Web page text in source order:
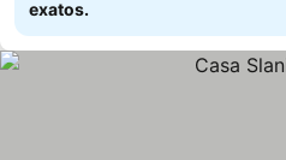
exatos.